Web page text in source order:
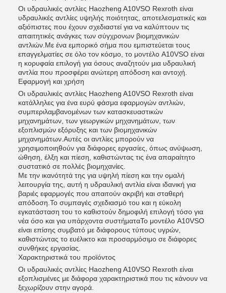
Οι υδραυλικές αντλίες Haozheng A10VSO Rexroth είναι
υδραυλικές αντλίες υψηλής ποιότητας, αποτελεσματικές και
αξιόπιστες που έχουν σχεδιαστεί για να καλύπτουν τις
απαιτητικές ανάγκες των σύγχρονων βιομηχανικών
αντλιών.Με ένα εμπορικό σήμα που εμπιστεύεται τους
επαγγελματίες σε όλο τον κόσμο, το μοντέλο A10VSO είναι
η κορυφαία επιλογή για όσους αναζητούν μια υδραυλική
αντλία που προσφέρει ανώτερη απόδοση και αντοχή.
Εφαρμογή και χρήση
Οι υδραυλικές αντλίες Haozheng A10VSO Rexroth είναι
κατάλληλες για ένα ευρύ φάσμα εφαρμογών αντλιών,
συμπεριλαμβανομένων των κατασκευαστικών
μηχανημάτων, των γεωργικών μηχανημάτων, των
εξοπλισμών εξόρυξης και των βιομηχανικών
μηχανημάτων.Αυτές οι αντλίες μπορούν να
χρησιμοποιηθούν για διάφορες εργασίες, όπως ανύψωση,
ώθηση, έλξη και πίεση, καθιστώντας τις ένα απαραίτητο
συστατικό σε πολλές βιομηχανίες.
Με την ικανότητά της για υψηλή πίεση και την ομαλή
λειτουργία της, αυτή η υδραυλική αντλία είναι ιδανική για
βαριές εφαρμογές που απαιτούν ακριβή και σταθερή
απόδοση.Το συμπαγές σχεδιασμό του και η εύκολη
εγκατάσταση του το καθιστούν δημοφιλή επιλογή τόσο για
νέα όσο και για υπάρχοντα συστήματαΤο μοντέλο A10VSO
είναι επίσης συμβατό με διάφορους τύπους υγρών,
καθιστώντας το ευέλικτο και προσαρμόσιμο σε διάφορες
συνθήκες εργασίας.
Χαρακτηριστικά του προϊόντος
Οι υδραυλικές αντλίες Haozheng A10VSO Rexroth είναι
εξοπλισμένες με διάφορα χαρακτηριστικά που τις κάνουν να
ξεχωρίζουν στην αγορά.